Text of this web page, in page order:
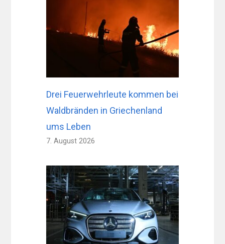
Drei Feuerwehrleute kommen bei
Waldbränden in Griechenland
ums Leben
7. August 2026